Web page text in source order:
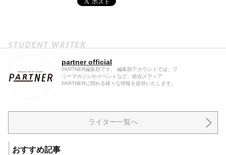
partner official
PARTNER編集部です。 編集部アカウントでは、フ
リーマガジンやイベントなど、総合メディア
PARTNERに関わる様々な情報を提供いたします。
ライター一覧へ
おすすめ記事